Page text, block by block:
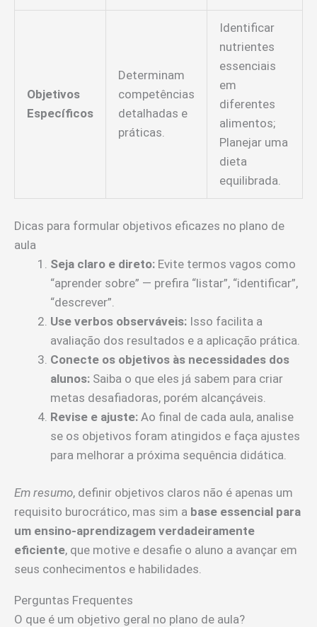
Objetivos
Específicos
Determinam
competências
detalhadas e
práticas.
Identificar
nutrientes
essenciais
em
diferentes
alimentos;
Planejar uma
dieta
equilibrada.
Dicas para formular objetivos eficazes no plano de
aula
Seja claro e direto: Evite termos vagos como
“aprender sobre” — prefira “listar”, “identificar”,
“descrever”.
Use verbos observáveis: Isso facilita a
avaliação dos resultados e a aplicação prática.
Conecte os objetivos às necessidades dos
alunos: Saiba o que eles já sabem para criar
metas desafiadoras, porém alcançáveis.
Revise e ajuste: Ao final de cada aula, analise
se os objetivos foram atingidos e faça ajustes
para melhorar a próxima sequência didática.
Em resumo, definir objetivos claros não é apenas um
requisito burocrático, mas sim a base essencial para
um ensino-aprendizagem verdadeiramente
eficiente, que motive e desafie o aluno a avançar em
seus conhecimentos e habilidades.
Perguntas Frequentes
O que é um objetivo geral no plano de aula?